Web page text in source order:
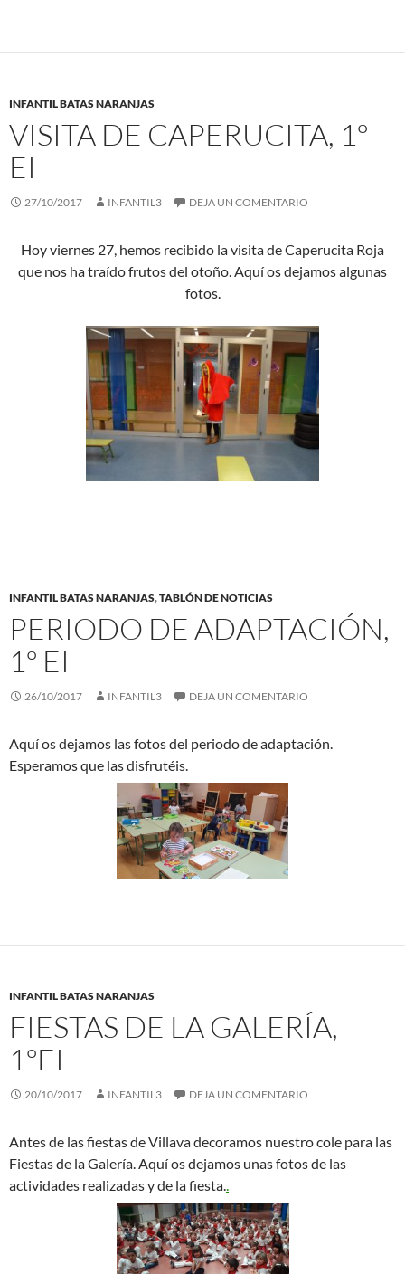
INFANTIL BATAS NARANJAS
VISITA DE CAPERUCITA, 1º
EI
27/10/2017 INFANTIL3 DEJA UN COMENTARIO
Hoy viernes 27, hemos recibido la visita de Caperucita Roja
que nos ha traído frutos del otoño. Aquí os dejamos algunas
fotos.
INFANTIL BATAS NARANJAS,TABLÓN DE NOTICIAS
PERIODO DE ADAPTACIÓN,
1º EI
26/10/2017 INFANTIL3 DEJA UN COMENTARIO
Aquí os dejamos las fotos del periodo de adaptación.
Esperamos que las disfrutéis.
INFANTIL BATAS NARANJAS
FIESTAS DE LA GALERÍA,
1ºEI
20/10/2017 INFANTIL3 DEJA UN COMENTARIO
Antes de las fiestas de Villava decoramos nuestro cole para las
Fiestas de la Galería. Aquí os dejamos unas fotos de las
actividades realizadas y de la fiesta..